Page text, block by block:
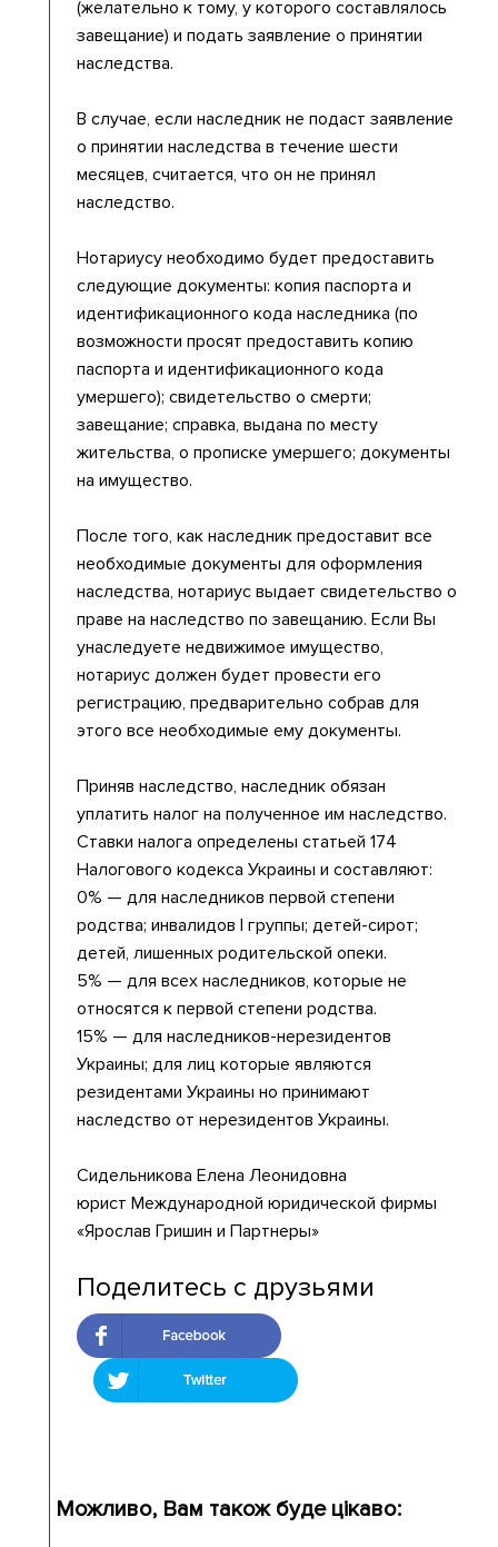
(желательно к тому, у которого составлялось
завещание) и подать заявление о принятии
наследства.
В случае, если наследник не подаст заявление
о принятии наследства в течение шести
месяцев, считается, что он не принял
наследство.
Нотариусу необходимо будет предоставить
следующие документы: копия паспорта и
идентификационного кода наследника (по
возможности просят предоставить копию
паспорта и идентификационного кода
умершего); свидетельство о смерти;
завещание; справка, выдана по месту
жительства, о прописке умершего; документы
на имущество.
После того, как наследник предоставит все
необходимые документы для оформления
наследства, нотариус выдает свидетельство о
праве на наследство по завещанию. Если Вы
унаследуете недвижимое имущество,
нотариус должен будет провести его
регистрацию, предварительно собрав для
этого все необходимые ему документы.
Приняв наследство, наследник обязан
уплатить налог на полученное им наследство.
Ставки налога определены статьей 174
Налогового кодекса Украины и составляют:
0% — для наследников первой степени
родства; инвалидов I группы; детей-сирот;
детей, лишенных родительской опеки.
5% — для всех наследников, которые не
относятся к первой степени родства.
15% — для наследников-нерезидентов
Украины; для лиц которые являются
резидентами Украины но принимают
наследство от нерезидентов Украины.
Сидельникова Елена Леонидовна
юрист Международной юридической фирмы
«Ярослав Гришин и Партнеры»
Поделитесь с друзьями
Можливо, Вам також буде цікаво: